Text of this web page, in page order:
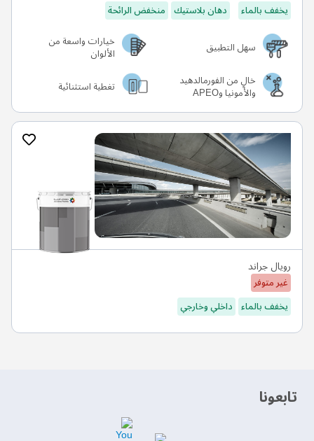
يخفف بالماء
دهان بلاستيك منخفض الرائحة
سهل التطبيق
خيارات واسعة من
الألوان
خالٍ من الفورمالدهيد
والأمونيا وAPEO تغطية استثنائية
رويال جراند
غير متوفر
يخفف بالماء داخلي وخارجي
‫تابعونا‬